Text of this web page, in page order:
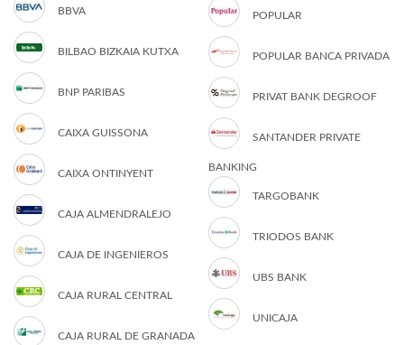
BBVA
BILBAO BIZKAIA KUTXA
BNP PARIBAS
CAIXA GUISSONA
CAIXA ONTINYENT
CAJA ALMENDRALEJO
CAJA DE INGENIEROS
CAJA RURAL CENTRAL
CAJA RURAL DE GRANADA
POPULAR
POPULAR BANCA PRIVADA
PRIVAT BANK DEGROOF
SANTANDER PRIVATE
BANKING
TARGOBANK
TRIODOS BANK
UBS BANK
UNICAJA